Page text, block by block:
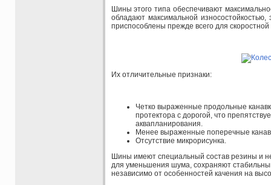
Шины этого типа обеспечивают
обладают максимальной
приспособлены прежде всего для
Их отличительные признаки:
Четко выраженные продольные
протектора с дорогой, что
аквапланирования.
Менее выраженные поперечные
Отсутствие микрорисунка.
Шины имеют специальный состав резины и
для уменьшения шума, сохраняют
независимо от особенностей качения на